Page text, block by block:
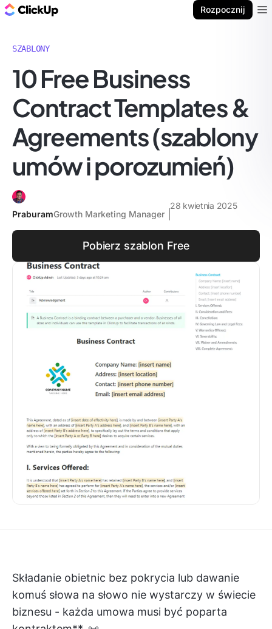
Rozpocznij
SZABLONY
10 Free Business
Contract Templates &
Agreements (szablony
umów i porozumień)
PraburamGrowth Marketing Manager
28 kwietnia 2025
Pobierz szablon Free
Składanie obietnic bez pokrycia lub dawanie
komuś słowa na słowo nie wystarczy w świecie
biznesu - każda umowa musi być poparta